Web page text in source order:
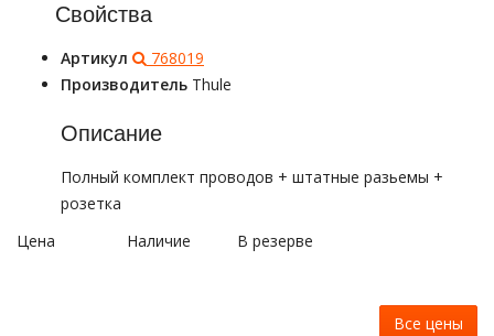
Свойства
Артикул
768019
Производитель Thule
Описание
Полный комплект проводов + штатные разьемы +
розетка
Цена
Наличие В резерве
Все цены